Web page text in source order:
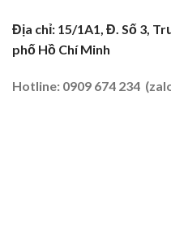
Địa chỉ: 15/1A1, Đ. Số 3,
phố Hồ Chí Minh
Hotline: 0909 674 234